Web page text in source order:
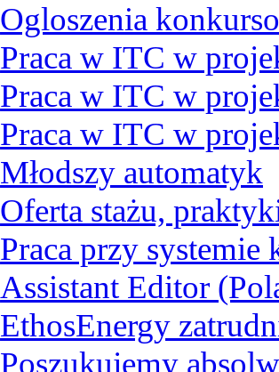
Ogloszenia
Praca w ITC w
Praca w ITC w
Praca w ITC w
Młodszy automatyk
Oferta stażu,
Praca przy
Assistant Editor
EthosEnergy
Poszukujemy